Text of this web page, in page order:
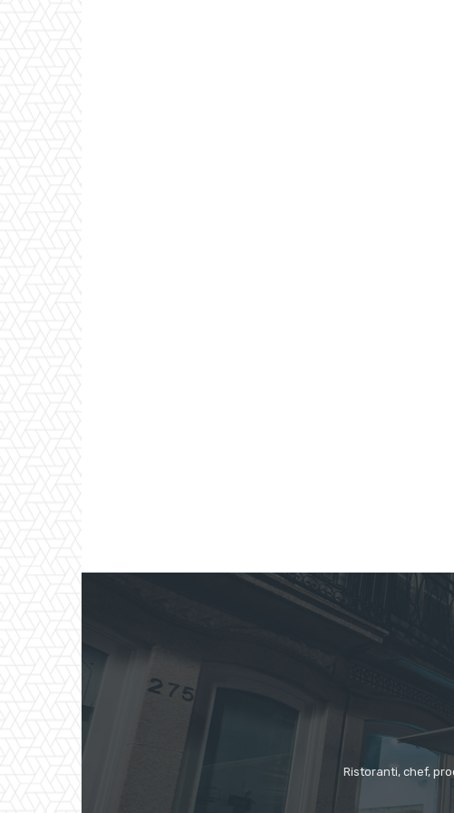
Ristoranti, chef,